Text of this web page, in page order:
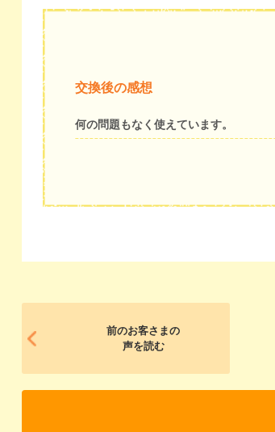
交換後の感想
何の問題もなく使えています。
前のお客さまの
声を読む